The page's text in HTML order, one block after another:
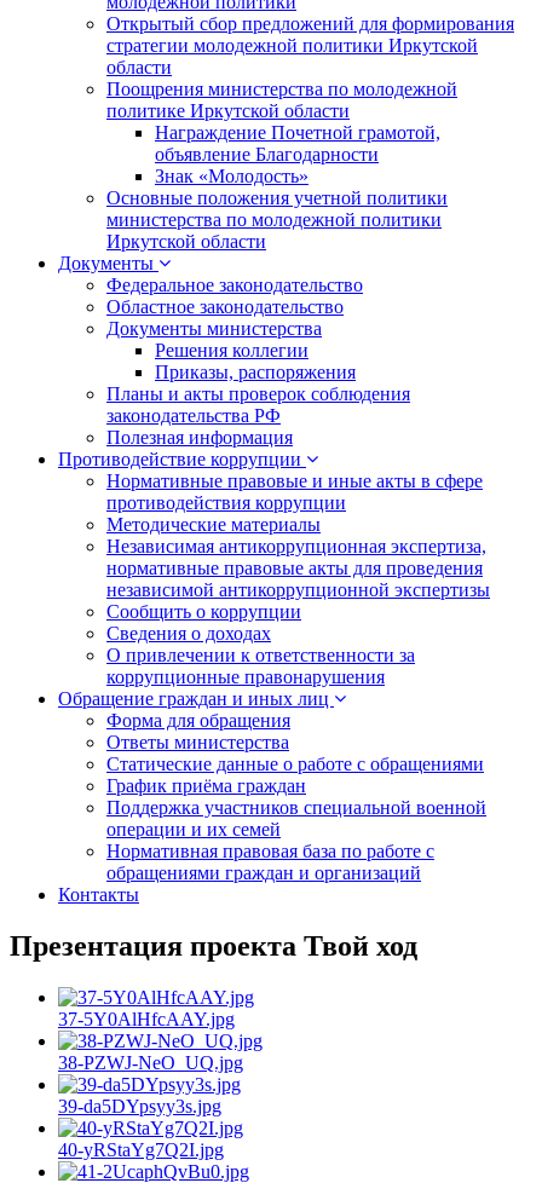
Открытый сбор предложений для формирования
стратегии молодежной политики Иркутской
области
Поощрения министерства по молодежной
политике Иркутской области
Награждение Почетной грамотой,
объявление Благодарности
Знак «Молодость»
Основные положения учетной политики
министерства по молодежной политики
Иркутской области
Документы
Федеральное законодательство
Областное законодательство
Документы министерства
Решения коллегии
Приказы, распоряжения
Планы и акты проверок соблюдения
законодательства РФ
Полезная информация
Противодействие коррупции
Нормативные правовые и иные акты в сфере
противодействия коррупции
Методические материалы
Независимая антикоррупционная экспертиза,
нормативные правовые акты для проведения
независимой антикоррупционной экспертизы
Сообщить о коррупции
Сведения о доходах
О привлечении к ответственности за
коррупционные правонарушения
Обращение граждан и иных лиц
Форма для обращения
Ответы министерства
Статические данные о работе с обращениями
График приёма граждан
Поддержка участников специальной военной
операции и их семей
Нормативная правовая база по работе с
обращениями граждан и организаций
Контакты
Презентация проекта Твой ход
37-5Y0AlHfcAAY.jpg
38-PZWJ-NeO_UQ.jpg
39-da5DYpsyy3s.jpg
40-yRStaYg7Q2I.jpg